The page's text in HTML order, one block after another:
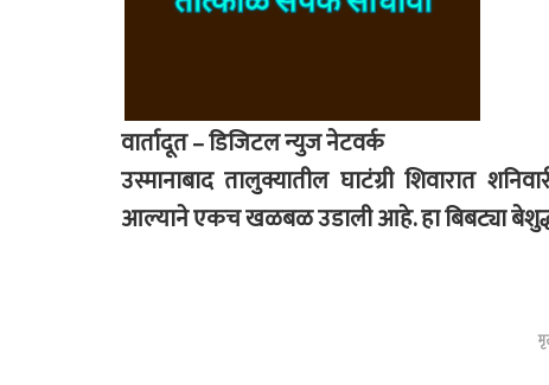
वार्तादूत – डिजिटल न्युज नेटवर्क
उस्मानाबाद तालुक्यातील घाटंग्री शिवारात
आल्याने एकच खळबळ उडाली आहे. हा बिबट्या